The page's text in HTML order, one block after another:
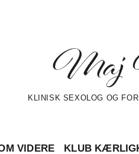
KLINISK SEXOLOG OG
VIDERE KLUB